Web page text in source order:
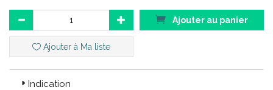
Code ACL : 3550058
Code EAN : 3578835500585
Ajouter au panier
Ajouter à Ma liste
Indication